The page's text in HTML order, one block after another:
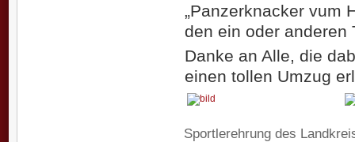
„Panzerknacker vum
den ein oder anderen
Danke an Alle, die
einen tollen Umzug
Sportlerehrung des